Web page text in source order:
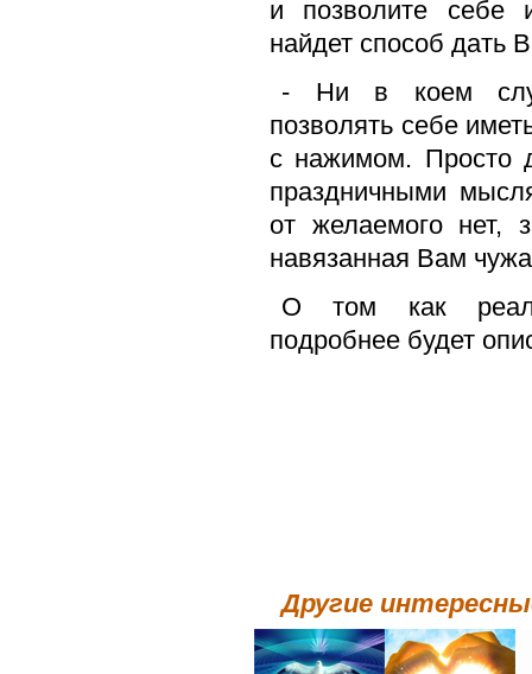
и позволите себе
найдет способ дать
- Ни в коем
позволять себе
с нажимом. Просто
праздничными
от желаемого нет,
навязанная Вам
О том как
подробнее будет
Другие